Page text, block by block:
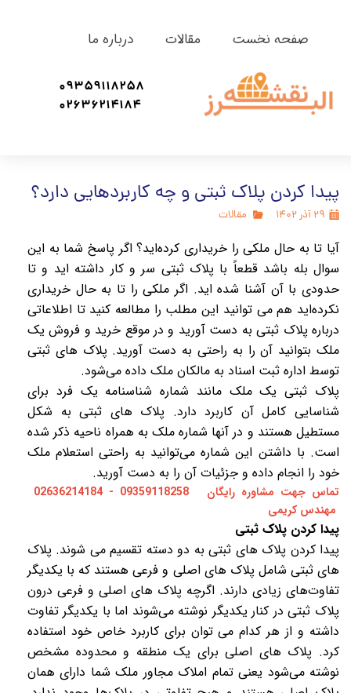
صفحه نخست مقالات درباره ما
09359118258
02636214184
پیدا کردن پلاک ثبتی و چه کاربردهایی دارد؟
۲۹ آذر ۱۴۰۲ مقالات
آیا تا به حال ملکی را خریداری کرده‌اید؟ اگر پاسخ شما به این
سوال بله باشد قطعاً با پلاک ثبتی سر و کار داشته‌ اید و تا
حدودی با آن آشنا شده‌ اید. اگر ملکی را تا به حال خریداری
نکرده‌اید هم می‌ توانید این مطلب را مطالعه کنید تا اطلاعاتی
درباره پلاک ثبتی به‌ دست آورید و در موقع خرید و فروش یک
ملک بتوانید آن را به‌ راحتی به دست آورید. پلاک‌ های ثبتی
توسط اداره ثبت اسناد به مالکان ملک داده می‌شود.
پلاک ثبتی یک ملک مانند شماره شناسنامه یک فرد برای
شناسایی کامل آن کاربرد دارد. پلاک‌ های ثبتی به شکل
مستطیل هستند و در آنها شماره ملک به همراه ناحیه ذکر شده
است. با داشتن این شماره می‌توانید به راحتی استعلام ملک
خود را انجام داده و جزئیات آن را به‌ دست آورید.
مهندس کریمی
پیدا کردن پلاک ثبتی
پیدا کردن پلاک‌ های ثبتی به دو دسته تقسیم می‌ شوند. پلاک‌
های ثبتی شامل پلاک‌ های اصلی و فرعی هستند که با یکدیگر
تفاوت‌های زیادی دارند. اگرچه پلاک‌ های اصلی و فرعی درون
پلاک ثبتی در کنار یکدیگر نوشته می‌شوند اما با یکدیگر تفاوت
داشته و از هر کدام می‌ توان برای کاربرد خاص خود استفاده
کرد. پلاک‌ های اصلی برای یک منطقه و محدوده مشخص
نوشته می‌شود یعنی تمام املاک مجاور ملک شما دارای همان